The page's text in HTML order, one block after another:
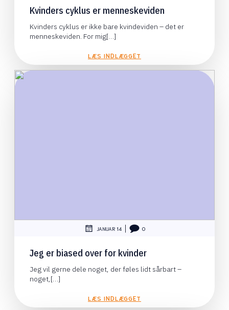
Kvinders cyklus er menneskeviden
Kvinders cyklus er ikke bare kvindeviden – det er
menneskeviden. For mig[…]
LÆS INDLÆGGET
JANUAR 14 0
Jeg er biased over for kvinder
Jeg vil gerne dele noget, der føles lidt sårbart –
noget,[…]
LÆS INDLÆGGET